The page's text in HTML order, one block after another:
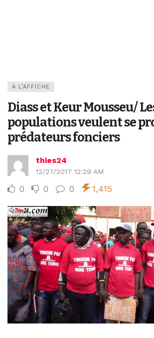
A L’AFFICHE
Diass et Keur Mousseu/
populations veulent se
prédateurs fonciers
thies24
12/27/2017 12:29 AM
0 0 0 1,415